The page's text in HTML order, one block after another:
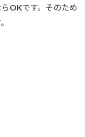
OKです。そのため